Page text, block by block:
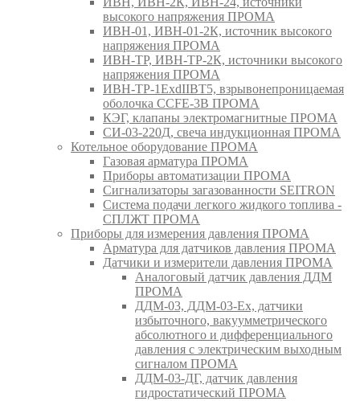
высокого напряжения ПРОМА
ИВН-01, ИВН-01-2К, источник высокого
напряжения ПРОМА
ИВН-ТР, ИВН-ТР-2К, источники высокого
напряжения ПРОМА
ИВН-ТР-1ExdIIBT5, взрывонепроницаемая
оболочка CCFE-3B ПРОМА
КЭГ, клапаны электромагнитные ПРОМА
СИ-03-220Д, свеча индукционная ПРОМА
Котельное оборудование ПРОМА
Газовая арматура ПРОМА
Приборы автоматизации ПРОМА
Сигнализаторы загазованности SEITRON
Система подачи легкого жидкого топлива -
СПЛЖТ ПРОМА
Приборы для измерения давления ПРОМА
Арматура для датчиков давления ПРОМА
Датчики и измерители давления ПРОМА
Аналоговый датчик давления ДДМ
ПРОМА
ДДМ-03, ДДМ-03-Ех, датчики
избыточного, вакуумметрического
абсолютного и дифференциального
давления с электрическим выходным
сигналом ПРОМА
ДДМ-03-ДГ, датчик давления
гидростатический ПРОМА